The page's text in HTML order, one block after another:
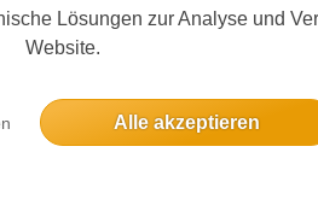
Lösungen zur Analyse und
Website.
Alle akzeptieren